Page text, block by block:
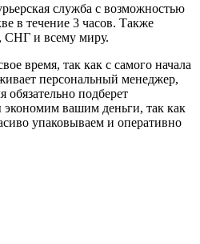
служба с возможностью
в течение 3 часов. Также
СНГ и всему миру.
время, так как с самого начала
персональный менеджер,
обязательно подберет
вашим деньги, так как
упаковываем и оперативно